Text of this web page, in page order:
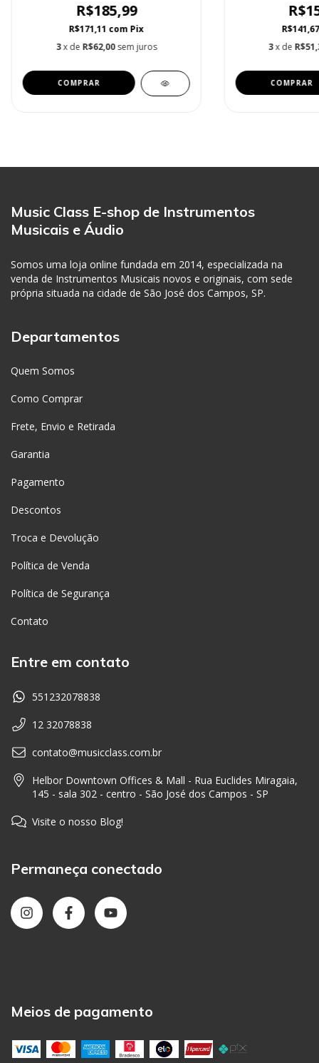
R$185,99
R$171,11 com Pix
3x de R$62,00 sem juros
3x de
Music Class E-shop de Instrumentos
Musicais e Áudio
Somos uma loja online fundada em 2014, especializada na
venda de Instrumentos Musicais novos e originais, com sede
própria situada na cidade de São José dos Campos, SP.
Departamentos
Quem Somos
Como Comprar
Frete, Envio e Retirada
Garantia
Pagamento
Descontos
Troca e Devolução
Política de Venda
Política de Segurança
Contato
Entre em contato
551232078838
12 32078838
contato@musicclass.com.br
Helbor Downtown Offices & Mall - Rua Euclides Miragaia,
145 - sala 302 - centro - São José dos Campos - SP
Visite o nosso Blog!
Permaneça conectado
Meios de pagamento